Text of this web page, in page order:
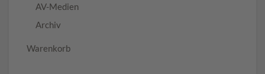
AV-Medien
Archiv
Warenkorb